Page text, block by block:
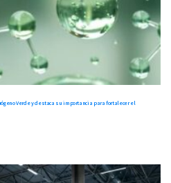
Verde y destaca su importancia para fortalecer el